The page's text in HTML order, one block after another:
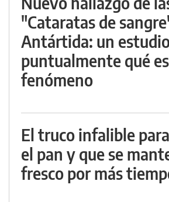
"Cataratas de
Antártida: un
puntualmente qué
fenómeno
El truco infalible
el pan y que se
fresco por más